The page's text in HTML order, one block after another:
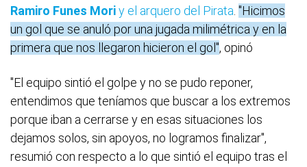
Ramiro Funes Moriy el arquero del Pirata "Hicimos
un gol que se anuló por una jugada milimétrica y en la
primera que nos llegaron hicieron el gol", opinó
"El equipo sintió el golpe y no se pudo reponer,
entendimos que teníamos que buscar a los extremos
porque iban a cerrarse y en esas situaciones los
dejamos solos, sin apoyos, no logramos finalizar",
resumió con respecto a lo que sintió el equipo tras el